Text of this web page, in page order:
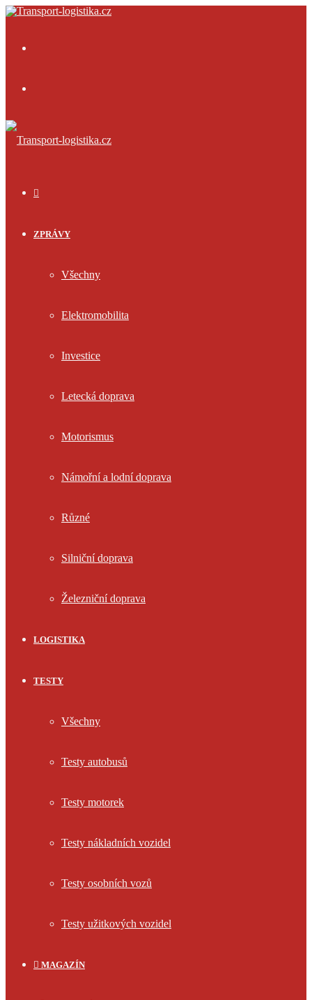
ZPRÁVY
Všechny
Elektromobilita
Investice
Letecká doprava
Motorismus
Námořní a lodní doprava
Různé
Silniční doprava
Železniční doprava
LOGISTIKA
TESTY
Všechny
Testy autobusů
Testy motorek
Testy nákladních vozidel
Testy osobních vozů
Testy užitkových vozidel
MAGAZÍN